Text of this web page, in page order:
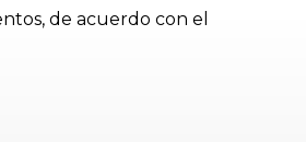
de acuerdo con el